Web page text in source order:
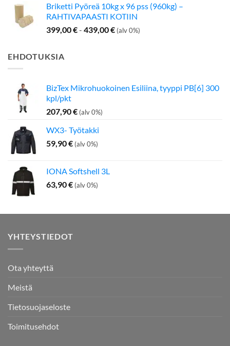
Briketti Pyöreä 10kg x 96 pss (960kg) –
RAHTIVAPAASTI KOTIIN
399,00€- 439,00€ (alv 0%)
EHDOTUKSIA
BizTex Mikrohuokoinen Esiliina, tyyppi PB[6] 300
kpl/pkt
207,90€ (alv 0%)
WX3- Työtakki
59,90€ (alv 0%)
IONA Softshell 3L
63,90€ (alv 0%)
YHTEYSTIEDOT
Ota yhteyttä
Meistä
Tietosuojaseloste
Toimitusehdot